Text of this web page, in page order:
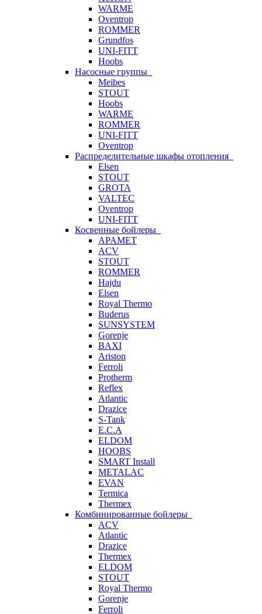
WARME
Oventrop
ROMMER
Grundfos
UNI-FITT
Hoobs
Насосные группы
Meibes
STOUT
Hoobs
WARME
ROMMER
UNI-FITT
Oventrop
Распределительные шкафы отопления
Elsen
STOUT
GROTA
VALTEC
Oventrop
UNI-FITT
Косвенные бойлеры
APAMET
ACV
STOUT
ROMMER
Hajdu
Elsen
Royal Thermo
Buderus
SUNSYSTEM
Gorenje
BAXI
Ariston
Ferroli
Protherm
Reflex
Atlantic
Drazice
S-Tank
E.C.A
ELDOM
HOOBS
SMART Install
METALAC
EVAN
Termica
Thermex
Комбинированные бойлеры
ACV
Atlantic
Drazice
Thermex
ELDOM
STOUT
Royal Thermo
Gorenje
Ferroli